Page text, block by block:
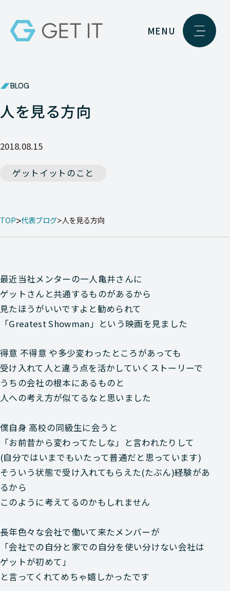
MENU
BLOG
人を見る方向
2018.08.15
ゲットイットのこと
TOP 代表ブログ 人を見る方向
最近当社メンターの一人亀井さんに
ゲットさんと共通するものがあるから
見たほうがいいですよと勧められて
「Greatest Showman」という映画を見ました
得意 不得意 や多少変わったところがあっても
受け入れて人と違う点を活かしていくストーリーで
うちの会社の根本にあるものと
人への考え方が似てるなと思いました
僕自身 高校の同級生に会うと
「お前昔から変わってたしな」と言われたりして
(自分ではいまでもいたって普通だと思っています)
そういう状態で受け入れてもらえた(たぶん)経験があ
るから
このように考えてるのかもしれません
長年色々な会社で働いて来たメンバーが
「会社での自分と家での自分を使い分けない会社は
ゲットが初めて」
と言ってくれてめちゃ嬉しかったです